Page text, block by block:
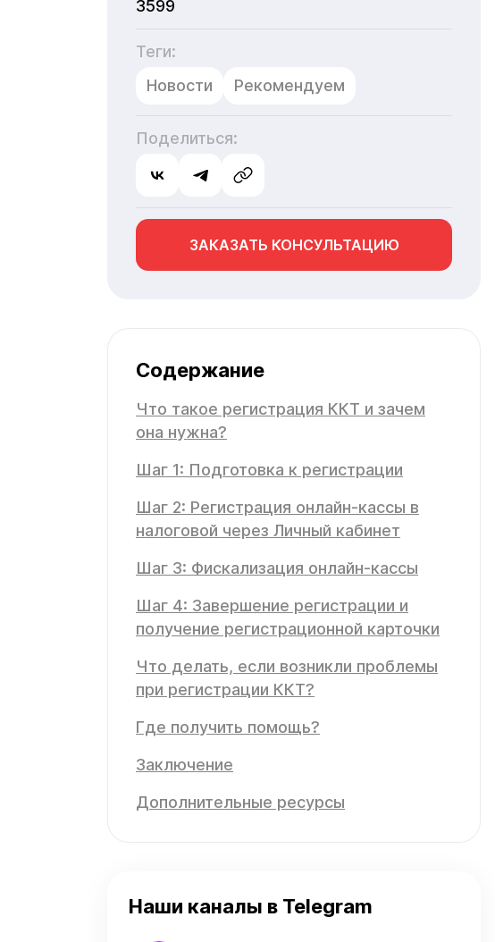
3599
Теги:
Новости
Рекомендуем
Поделиться:
ЗАКАЗАТЬ КОНСУЛЬТАЦИЮ
Содержание
Что такое регистрация ККТ и зачем
она нужна?
Шаг 1: Подготовка к регистрации
Шаг 2: Регистрация онлайн-кассы в
налоговой через Личный кабинет
Шаг 3: Фискализация онлайн-кассы
Шаг 4: Завершение регистрации и
получение регистрационной карточки
Что делать, если возникли проблемы
при регистрации ККТ?
Где получить помощь?
Заключение
Дополнительные ресурсы
Наши каналы в Telegram